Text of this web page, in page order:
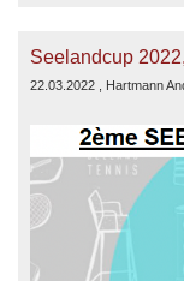
Seelandcup
22.03.2022 , Hartmann